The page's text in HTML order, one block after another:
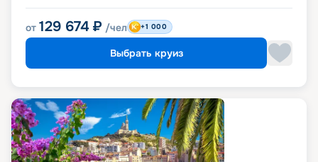
от 129 674 ₽ /чел +1 000
Выбрать круиз